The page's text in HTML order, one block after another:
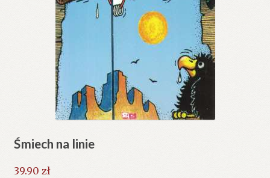
Śmiech na linie
39.90 zł